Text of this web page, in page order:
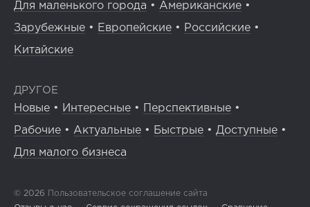
Для маленького города • Американские •
Зарубежные • Европейские • Российские •
Китайские
ДРУГОЕ
Новые • Интересные • Перспективные •
Рабочие • Актуальные • Быстрые • Доступные •
Для малого бизнеса
© 2026 Пользовательское соглашение сайта